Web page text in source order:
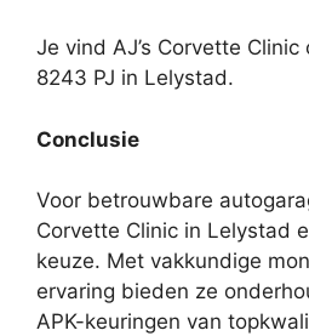
Je vind AJ’s Corvette
8243 PJ in Lelystad.
Conclusie
Voor betrouwbare
Corvette Clinic in Lelystad
keuze. Met vakkundige
ervaring bieden ze
APK-keuringen van